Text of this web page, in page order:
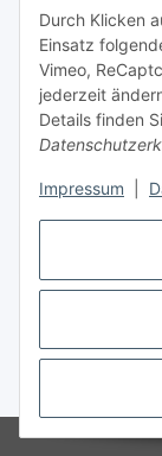
Durch Klicken
Einsatz
Vimeo,
jederzeit
Details finden
Impressum
* Alle Preise inkl.